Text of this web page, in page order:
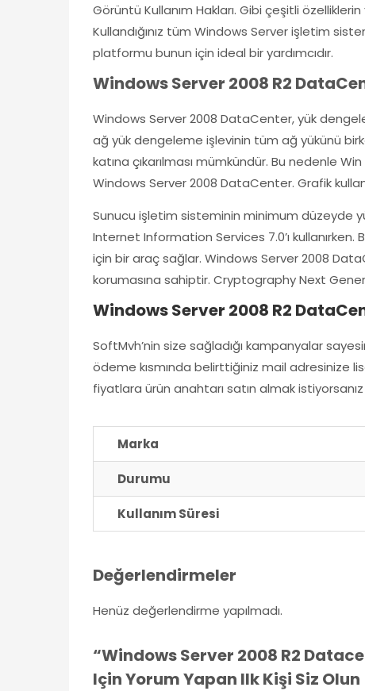
Görüntü Kullanım Hakları. Gibi çeşitli
Kullandığınız tüm Windows Server işletim
platformu bunun için ideal bir yardımcıdır.
Windows Server 2008 R2
Windows Server 2008 DataCenter, yük
ağ yük dengeleme işlevinin tüm ağ yükünü
katına çıkarılması mümkündür. Bu nedenle
Windows Server 2008 DataCenter. Grafik
Sunucu işletim sisteminin minimum düzeyde
Internet Information Services 7.0’ı
için bir araç sağlar. Windows Server 2008
korumasına sahiptir. Cryptography Next
Windows Server 2008 R2
SoftMvh’nin size sağladığı kampanyalar
ödeme kısmında belirttiğiniz mail adresinize
fiyatlara ürün anahtarı satın almak
Marka
Durumu
Kullanım Süresi
Değerlendirmeler
Henüz değerlendirme yapılmadı.
“Windows Server 2008 R2
Için Yorum Yapan Ilk Kişi Siz Olun